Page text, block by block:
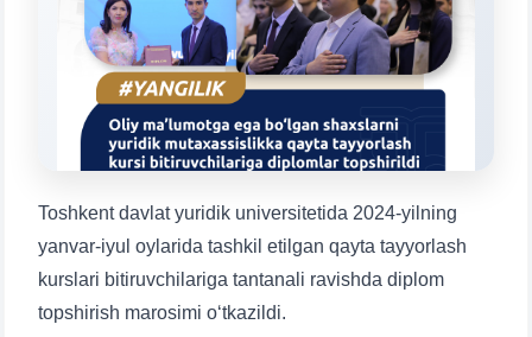
Toshkent davlat yuridik universitetida 2024-yilning
yanvar-iyul oylarida tashkil etilgan qayta tayyorlash
kurslari bitiruvchilariga tantanali ravishda diplom
topshirish marosimi o‘tkazildi.
1. Hujjatlar (bakalavr) (5) 2. Hujjatlar (magistr) (4)
3. Suhbat (bakalavr) (8) 4. Suhbat (magistr) (5)
5. To'lov-kontrakt (2)
7. Call-center (4)
9. Magistratura kvotasi (4) ✉️ Adminga yozish